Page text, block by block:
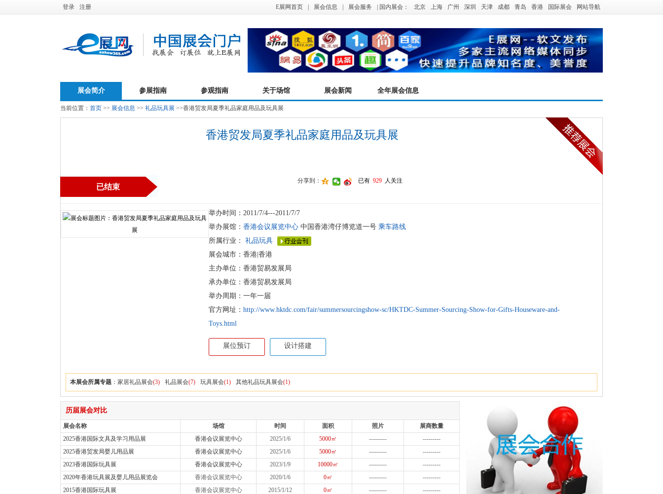
登录 注册 E展网首页 展会信息 展会服务 | 国内展会： 北京 上海 广州 深圳 天津 成都 青岛 香港 国际展会 网站导航
展会简介 参展指南 参观指南 关于场馆 展会新闻 全年展会信息
当前位置： 首页 >> 展会信息 >> 礼品玩具展 >>香港贸发局夏季礼品家庭用品及玩具展
香港贸发局夏季礼品家庭用品及玩具展
已结束
分享到： 已有 929 人关注
举办时间：2011/7/4---2011/7/7
举办展馆： 香港会议展览中心 中国香港湾仔博览道一号 乘车路线
所属行业： 礼品玩具
展会城市：香港|香港
主办单位：香港贸易发展局
承办单位：香港贸易发展局
举办周期：一年一届
官方网址： http://www.hktdc.com/fair/summersourcingshow-sc/HKTDC-Summer-Sourcing-Show-for-Gifts-Houseware-and-
Toys.html
展位预订 设计搭建
本展会所属专题 ： 家居礼品展会(3) 礼品展会(7) 玩具展会(1) 其他礼品玩具展会(1)
历届展会对比
展会名称 场馆 时间 面积 照片
展商数量
2025香港国际文具及学习用品展
香港会议展览中心 2025/1/6 5000㎡ ---------
---------
2025香港贸发局婴儿用品展
香港会议展览中心 2025/1/6 5000㎡ ---------
---------
2023香港国际玩具展
香港会议展览中心 2023/1/9 10000㎡ ---------
---------
2020年香港玩具展及婴儿用品展览会
香港会议展览中心 2020/1/6 0㎡ ---------
---------
2015香港国际玩具展
香港会议展览中心 2015/1/12 0㎡ ---------
---------